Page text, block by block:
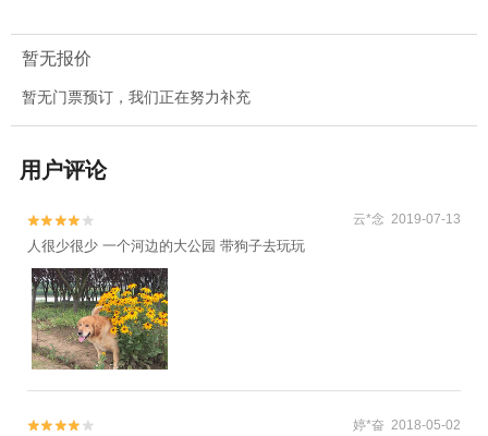
暂无报价
暂无门票预订，我们正在努力补充
用户评论

 云*念 2019-07-13
人很少很少 一个河边的大公园 带狗子去玩玩

 婷*奋 2018-05-02